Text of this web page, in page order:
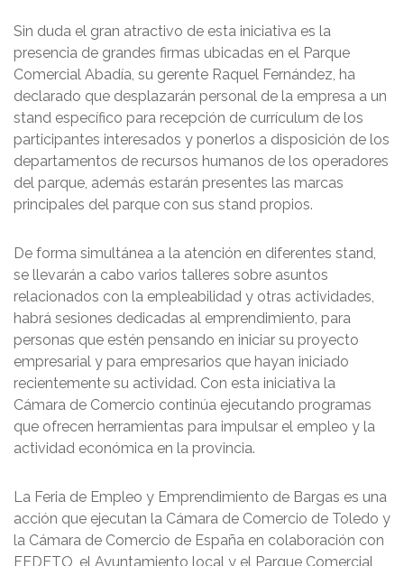
Sin duda el gran atractivo de esta iniciativa es la
presencia de grandes firmas ubicadas en el Parque
Comercial Abadía, su gerente Raquel Fernández, ha
declarado que desplazarán personal de la empresa a un
stand específico para recepción de currículum de los
participantes interesados y ponerlos a disposición de los
departamentos de recursos humanos de los operadores
del parque, además estarán presentes las marcas
principales del parque con sus stand propios.
De forma simultánea a la atención en diferentes stand,
se llevarán a cabo varios talleres sobre asuntos
relacionados con la empleabilidad y otras actividades,
habrá sesiones dedicadas al emprendimiento, para
personas que estén pensando en iniciar su proyecto
empresarial y para empresarios que hayan iniciado
recientemente su actividad. Con esta iniciativa la
Cámara de Comercio continúa ejecutando programas
que ofrecen herramientas para impulsar el empleo y la
actividad económica en la provincia.
La Feria de Empleo y Emprendimiento de Bargas es una
acción que ejecutan la Cámara de Comercio de Toledo y
la Cámara de Comercio de España en colaboración con
FEDETO, el Ayuntamiento local y el Parque Comercial